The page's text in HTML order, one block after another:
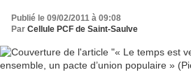
Publié le 09/02/2011 à 09:08
Par Cellule PCF de Saint-Saulve